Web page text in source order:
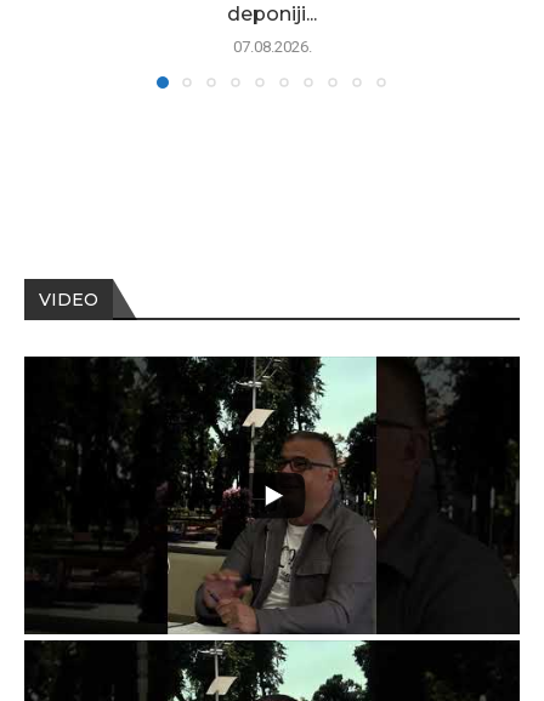
deponiji...
07.08.2026.
VIDEO